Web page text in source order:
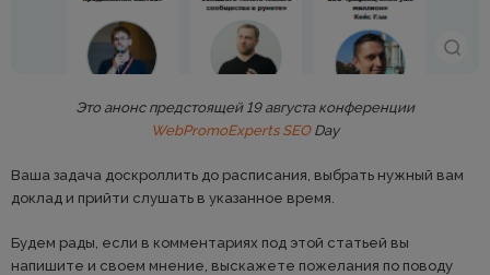
Это анонс предстоящей 19 августа конференции
WebPromoExperts SEODay
Ваша задача доскроллить до расписания, выбрать нужный вам
доклад и прийти слушать в указанное время.
Будем рады, если в комментариях под этой статьей вы
напишите и своем мнение, выскажете пожелания по поводу